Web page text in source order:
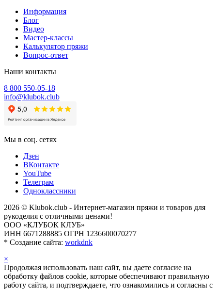
Информация
Блог
Видео
Мастер-классы
Калькулятор пряжи
Вопрос-ответ
Наши контакты
8 800 550-05-18
info@klubok.club
Мы в соц. сетях
Дзен
ВКонтакте
YouTube
Телеграм
Одноклассники
2026 © Klubok.club - Интернет-магазин пряжи и товаров для
рукоделия с отличными ценами!
ООО «КЛУБОК КЛУБ»
ИНН 6671288885 ОГРН 1236600070277
* Создание сайта: workdnk
×
Продолжая использовать наш сайт, вы даете согласие на
обработку файлов cookie, которые обеспечивают правильную
работу сайта, и подтверждаете, что ознакомились и согласны с